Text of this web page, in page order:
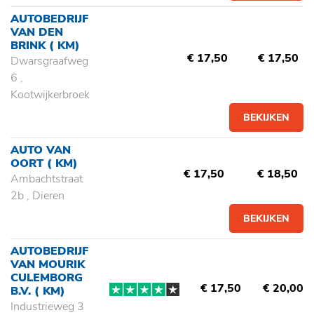
AUTOBEDRIJF
VAN DEN
BRINK ( KM)
Dwarsgraafweg
6 ,
Kootwijkerbroek
€ 17,50 € 17,50
BEKIJKEN
AUTO VAN
OORT ( KM)
Ambachtstraat
2b , Dieren
€ 17,50 € 18,50
BEKIJKEN
AUTOBEDRIJF
VAN MOURIK
CULEMBORG
B.V. ( KM)
Industrieweg 3
€ 17,50 € 20,00